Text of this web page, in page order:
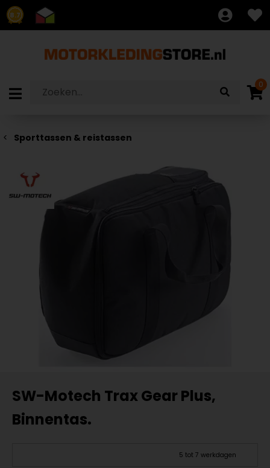
8.7
0
Sporttassen & reistassen
SW-Motech Trax Gear Plus,
Binnentas.
5 tot 7 werkdagen